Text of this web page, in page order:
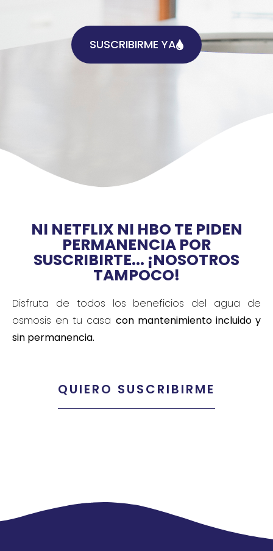
SUSCRIBIRME YA
NI NETFLIX NI HBO TE PIDEN
PERMANENCIA POR
SUSCRIBIRTE... ¡NOSOTROS
TAMPOCO!
Disfruta de todos los beneficios del agua de
osmosis en tu casa con mantenimiento incluido y
sin permanencia.
QUIERO SUSCRIBIRME